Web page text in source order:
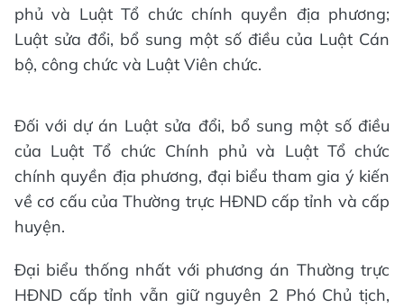
phủ và Luật Tổ chức chính quyền địa phương;
Luật sửa đổi, bổ sung một số điều của Luật Cán
bộ, công chức và Luật Viên chức.
Đối với dự án Luật sửa đổi, bổ sung một số điều
của Luật Tổ chức Chính phủ và Luật Tổ chức
chính quyền địa phương, đại biểu tham gia ý kiến
về cơ cấu của Thường trực HĐND cấp tỉnh và cấp
huyện.
Đại biểu thống nhất với phương án Thường trực
HĐND cấp tỉnh vẫn giữ nguyên 2 Phó Chủ tịch,